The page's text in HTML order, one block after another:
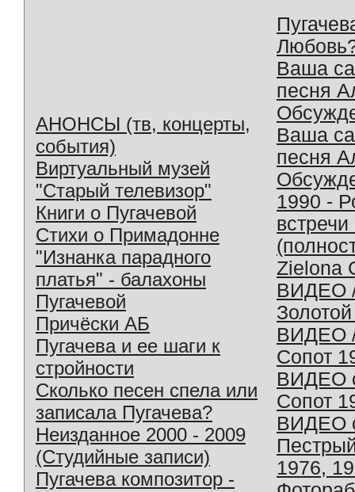
АНОНСЫ (тв, концерты,
события)
Виртуальный музей
"Старый телевизор"
Книги о Пугачевой
Стихи о Примадонне
"Изнанка парадного
платья" - балахоны
Пугачевой
Причёски АБ
Пугачева и ее шаги к
стройности
Сколько песен спела или
записала Пугачева?
Неизданное 2000 - 2009
(Студийные записи)
Пугачева композитор -
Ваша
песня
Ваша
песня
1990 -
Zielona
ВИДЕО
ВИДЕО
Сопот
ВИДЕО
Сопот
ВИДЕО
1976,